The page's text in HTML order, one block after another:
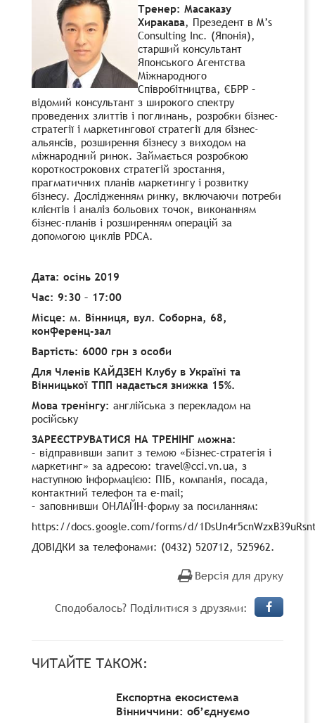
Тренер: Масаказу
Хиракава, Презедент в M’s
Consulting Inc. (Японія),
старший консультант
Японського Агентства
Міжнародного
Співробітництва, ЄБРР –
відомий консультант з широкого спектру
проведених злиттів і поглинань, розробки бізнес-
стратегії і маркетингової стратегії для бізнес-
альянсів, розширення бізнесу з виходом на
міжнародний ринок. Займається розробкою
короткострокових стратегій зростання,
прагматичних планів маркетингу і розвитку
бізнесу. Дослідженням ринку, включаючи потреби
клієнтів і аналіз больових точок, виконанням
бізнес-планів і розширенням операцій за
допомогою циклів PDCA.
Дата: осінь 2019
Час: 9:30 – 17:00
Місце: м. Вінниця, вул. Соборна, 68,
конференц-зал
Вартість: 6000 грн з особи
Для Членів КАЙДЗЕН Клубу в Україні та
Вінницької ТПП надається знижка 15%.
Мова тренінгу: англійська з перекладом на
російську
ЗАРЕЄСТРУВАТИСЯ НА ТРЕНІНГ можна:
– відправивши запит з темою «Бізнес-стратегія і
маркетинг» за адресою: travel@cci.vn.ua, з
наступною інформацією: ПІБ, компанія, посада,
контактний телефон та e-mail;
– заповнивши ОНЛАЙН-форму за посиланням:
https://docs.google.com/forms/d/
ДОВІДКИ за телефонами: (0432) 520712, 525962.
Версія для друку
Сподобалось? Поділитися з друзями:
ЧИТАЙТЕ ТАКОЖ:
Експортна екосистема
Вінниччини: об’єднуємо